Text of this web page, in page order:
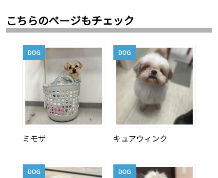
こちらのページもチェック
DOG
ミモザ
DOG
キュアウィンク
DOG DOG